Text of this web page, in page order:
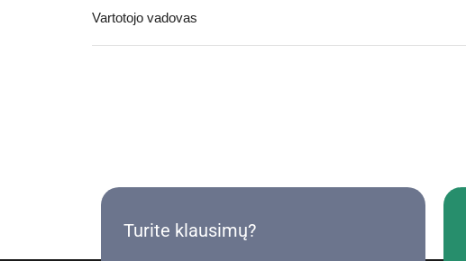
Vartotojo vadovas
Turite klausimų?